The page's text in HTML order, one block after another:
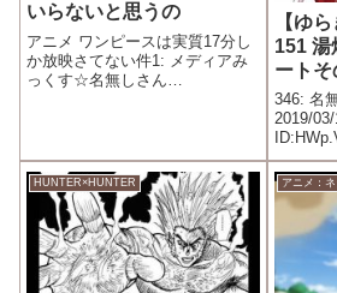
いらないと思うの
アニメ ワンピースは実質17分し
か放映さてない件1: メディアみ
っくす☆名無しさん
ら後半開始 29分で終了 ...
【ゆ
151 湯
ートそ
346: 名
2019/
思議レ
不思議
を開く
いマイ
う本を閉
HUNTER×HUNTER アニメ：